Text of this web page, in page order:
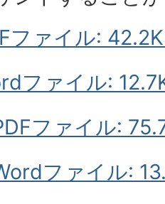
ファイル:
ファイル:
ファイル:
ファイル: